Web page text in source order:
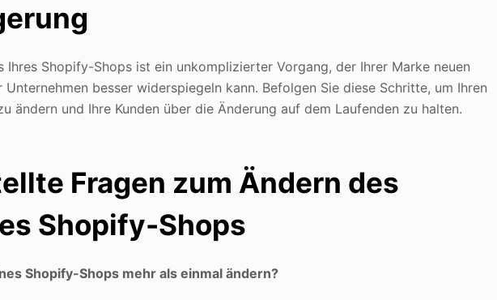
Ihres Shopify-Shops ist ein unkomplizierter Vorgang, der Ihrer Marke neuen
Unternehmen besser widerspiegeln kann. Befolgen Sie diese Schritte, um Ihren
ändern und Ihre Kunden über die Änderung auf dem Laufenden zu halten.
Fragen zum Ändern des
Shopify-Shops
Shopify-Shops mehr als einmal ändern?